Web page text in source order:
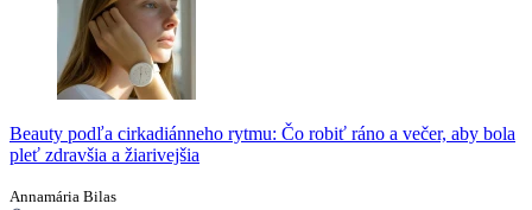
Beauty podľa cirkadiánneho rytmu: Čo robiť ráno a večer, aby bola
pleť zdravšia a žiarivejšia
Annamária Bilas